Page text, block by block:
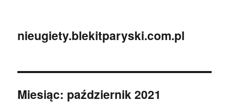
nieugiety.blekitparyski.com.pl
Miesiąc: październik 2021